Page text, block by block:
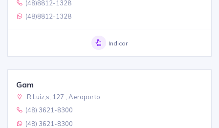
(48)8812-1328
(48)8812-1328
Indicar
Gam
R Luiz,s, 127 , Aeroporto
(48) 3621-8300
(48) 3621-8300